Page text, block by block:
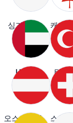
싱가포르 캐나다
UAE 터키
오스트리아 스위스